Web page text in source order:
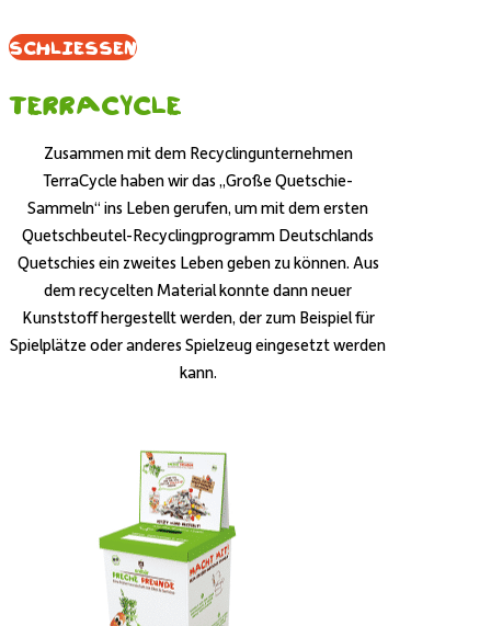
Schliessen
Terracycle
Zusammen mit dem Recyclingunternehmen
TerraCycle haben wir das „Große Quetschie-
Sammeln“ ins Leben gerufen, um mit dem ersten
Quetschbeutel-Recyclingprogramm Deutschlands
Quetschies ein zweites Leben geben zu können. Aus
dem recycelten Material konnte dann neuer
Kunststoff hergestellt werden, der zum Beispiel für
Spielplätze oder anderes Spielzeug eingesetzt werden
kann.